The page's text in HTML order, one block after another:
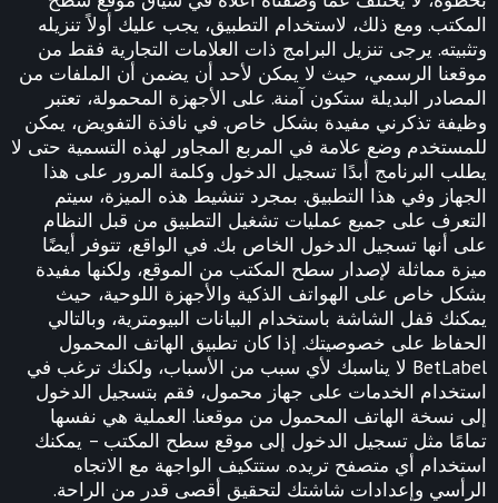
المكتب. ومع ذلك، لاستخدام التطبيق، يجب عليك أولاً تنزيله
وتثبيته. يرجى تنزيل البرامج ذات العلامات التجارية فقط من
موقعنا الرسمي، حيث لا يمكن لأحد أن يضمن أن الملفات من
المصادر البديلة ستكون آمنة. على الأجهزة المحمولة، تعتبر
وظيفة تذكرني مفيدة بشكل خاص. في نافذة التفويض، يمكن
للمستخدم وضع علامة في المربع المجاور لهذه التسمية حتى لا
يطلب البرنامج أبدًا تسجيل الدخول وكلمة المرور على هذا
الجهاز وفي هذا التطبيق. بمجرد تنشيط هذه الميزة، سيتم
التعرف على جميع عمليات تشغيل التطبيق من قبل النظام
على أنها تسجيل الدخول الخاص بك. في الواقع، تتوفر أيضًا
ميزة مماثلة لإصدار سطح المكتب من الموقع، ولكنها مفيدة
بشكل خاص على الهواتف الذكية والأجهزة اللوحية، حيث
يمكنك قفل الشاشة باستخدام البيانات البيومترية، وبالتالي
الحفاظ على خصوصيتك. إذا كان تطبيق الهاتف المحمول
BetLabel لا يناسبك لأي سبب من الأسباب، ولكنك ترغب في
استخدام الخدمات على جهاز محمول، فقم بتسجيل الدخول
إلى نسخة الهاتف المحمول من موقعنا. العملية هي نفسها
تمامًا مثل تسجيل الدخول إلى موقع سطح المكتب – يمكنك
استخدام أي متصفح تريده. ستتكيف الواجهة مع الاتجاه
الرأسي وإعدادات شاشتك لتحقيق أقصى قدر من الراحة.